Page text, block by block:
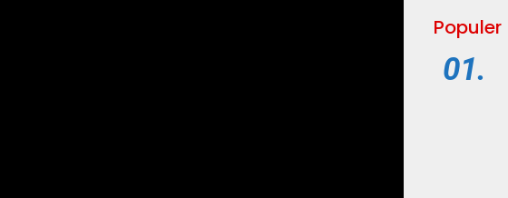
Populer
01.